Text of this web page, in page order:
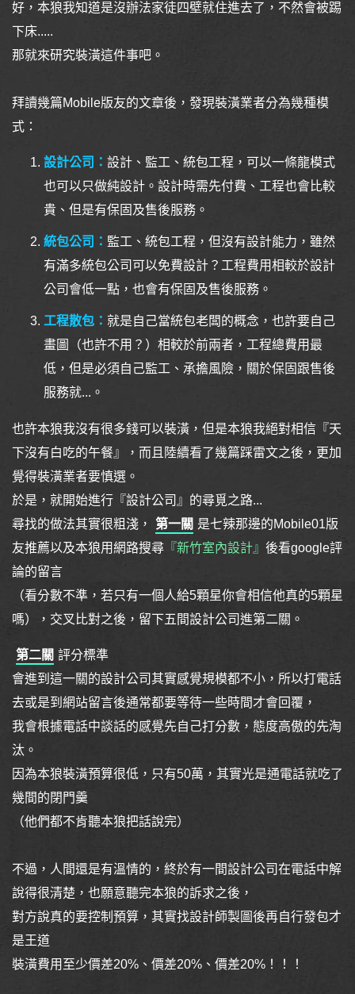
好，本狼我知道是沒辦法家徒四壁就住進去了，不然會被踢
下床.....
那就來研究裝潢這件事吧。
拜讀幾篇Mobile版友的文章後，發現裝潢業者分為幾種模
式：
設計公司： 設計、監工、統包工程，可以一條龍模式
也可以只做純設計。設計時需先付費、工程也會比較
貴、但是有保固及售後服務。
統包公司： 監工、統包工程，但沒有設計能力，雖然
有滿多統包公司可以免費設計？工程費用相較於設計
公司會低一點，也會有保固及售後服務。
工程散包： 就是自己當統包老闆的概念，也許要自己
畫圖（也許不用？）相較於前兩者，工程總費用最
低，但是必須自己監工、承擔風險，關於保固跟售後
服務就...。
也許本狼我沒有很多錢可以裝潢，但是本狼我絕對相信『天
下沒有白吃的午餐』，而且陸續看了幾篇踩雷文之後，更加
覺得裝潢業者要慎選。
於是，就開始進行『設計公司』的尋覓之路...
尋找的做法其實很粗淺，
第一關 是七辣那邊的Mobile01版
友推薦以及本狼用網路搜尋 『新竹室內設計』 後看google評
論的留言
（看分數不準，若只有一個人給5顆星你會相信他真的5顆星
嗎），交叉比對之後，留下五間設計公司進第二關。
第二關 評分標準
會進到這一關的設計公司其實感覺規模都不小，所以打電話
去或是到網站留言後通常都要等待一些時間才會回覆，
我會根據電話中談話的感覺先自己打分數，態度高傲的先淘
汰。
因為本狼裝潢預算很低，只有50萬，其實光是通電話就吃了
幾間的閉門羹
（他們都不肯聽本狼把話說完）
不過，人間還是有溫情的，終於有一間設計公司在電話中解
說得很清楚，也願意聽完本狼的訴求之後，
對方說真的要控制預算，其實找設計師製圖後再自行發包才
是王道
裝潢費用至少價差20%、價差20%、價差20%！！！